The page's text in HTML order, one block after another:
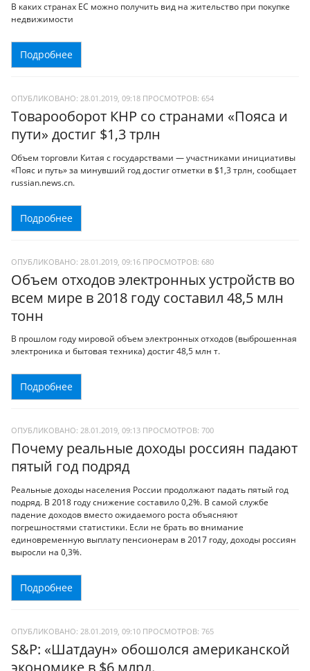
В каких странах ЕС можно получить вид на жительство при покупке
недвижимости
Подробнее
ОПУБЛИКОВАНО: 28.01.2019, 09:18 ПРОСМОТРОВ: 654
Товарооборот КНР со странами «Пояса и
пути» достиг $1,3 трлн
Объем торговли Китая с государствами — участниками инициативы
«Пояс и путь» за минувший год достиг отметки в $1,3 трлн, сообщает
russian.news.cn.
Подробнее
ОПУБЛИКОВАНО: 28.01.2019, 09:16 ПРОСМОТРОВ: 680
Объем отходов электронных устройств во
всем мире в 2018 году составил 48,5 млн
тонн
В прошлом году мировой объем электронных отходов (выброшенная
электроника и бытовая техника) достиг 48,5 млн т.
Подробнее
ОПУБЛИКОВАНО: 28.01.2019, 09:13 ПРОСМОТРОВ: 700
Почему реальные доходы россиян падают
пятый год подряд
Реальные доходы населения России продолжают падать пятый год
подряд. В 2018 году снижение составило 0,2%. В самой службе
падение доходов вместо ожидаемого роста объясняют
погрешностями статистики. Если не брать во внимание
единовременную выплату пенсионерам в 2017 году, доходы россиян
выросли на 0,3%.
Подробнее
ОПУБЛИКОВАНО: 28.01.2019, 09:10 ПРОСМОТРОВ: 765
S&P: «Шатдаун» обошолся американской
экономике в $6 млрд.